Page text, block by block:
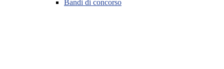
Bandi di concorso